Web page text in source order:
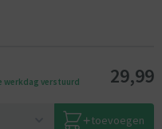
werkdag verstuurd
29,99
toevoegen